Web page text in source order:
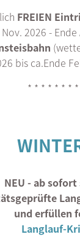
FREIEN
2026 -
bis ca.Ende
* * * * * * * *
NEU - ab
und erfüllen
Langlauf-